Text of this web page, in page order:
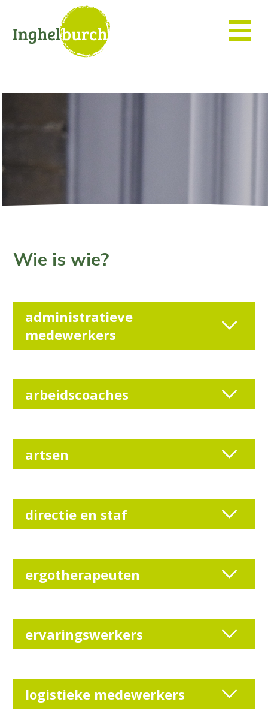
Wie is wie?
administratieve
medewerkers
arbeidscoaches
artsen
directie en staf
ergotherapeuten
ervaringswerkers
logistieke medewerkers